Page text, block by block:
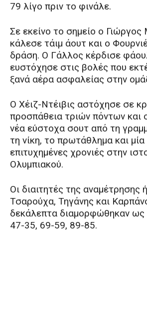
79 λίγο πριν το φινάλε.
Σε εκείνο το σημείο ο
κάλεσε τάιμ άουτ και ο
δράση. Ο Γάλλος κέρδισε
ευστόχησε στις βολές που
ξανά αέρα ασφαλείας στην
Ο Χέιζ-Ντέιβις αστόχησε σε
προσπάθεια τριών πόντων και
νέα εύστοχα σουτ από τη
τη νίκη, το πρωτάθλημα και μία
επιτυχημένες χρονιές στην
Ολυμπιακού.
Οι διαιτητές της αναμέτρησης
Τσαρούχα, Τηγάνης και
δεκάλεπτα διαμορφώθηκαν ως
47-35, 69-59, 89-85.